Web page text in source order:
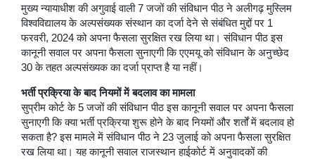
मुख्य न्यायाधीश की अगुवाई वाली 7 जजों की संविधान पीठ ने अलीगढ़ मुस्लिम
विश्वविद्यालय के अल्पसंख्यक संस्थान का दर्जा देने से संबंधित मुद्दों पर 1
फरवरी, 2024 को अपना फैसला सुरक्षित रख लिया था। संविधान पीठ इस
कानूनी सवाल पर अपना फैसला सुनाएगी कि एएमयू को संविधान के अनुच्छेद
30 के तहत अल्पसंख्यक का दर्जा प्राप्त है या नहीं।
भर्ती प्रक्रिया के बाद नियमों में बदलाव का मामला
सुप्रीम कोर्ट के 5 जजों की संविधान पीठ इस कानूनी सवाल पर अपना फैसला
सुनाएगी कि क्या भर्ती प्रक्रिया शुरू होने के बाद नियमों और शर्तों में बदलाव हो
सकता है? इस मामले में संविधान पीठ ने 23 जुलाई को अपना फैसला सुरक्षित
रख लिया था। यह कानूनी सवाल राजस्थान हाईकोर्ट में अनुवादकों की